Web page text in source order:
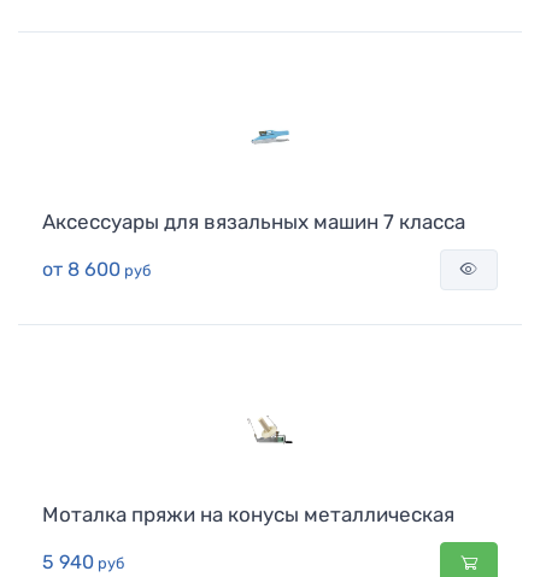
Аксессуары для вязальных машин 7 класса
от 8 600 руб
Моталка пряжи на конусы металлическая
5 940 руб